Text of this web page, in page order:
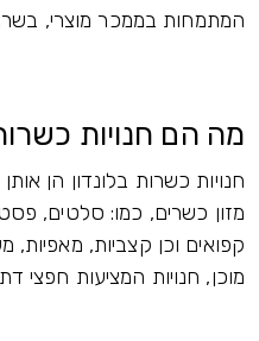
המתמחות בממכר מוצרי, בשר,
מה הם חנויות
חנויות כשרות בלונדון הן
מזון כשרים, כמו: סלטים,
קפואים וכן קצביות, מאפיות,
מוכן, חנויות המציעות חפצי